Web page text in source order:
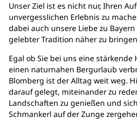
Unser Ziel ist es nicht nur, Ihren
unvergesslichen Erlebnis zu
dabei auch unsere Liebe zu
gelebter Tradition näher zu
Egal ob Sie bei uns eine
einen naturnahen Bergurlaub
Blomberg ist der Alltag weit weg.
darauf gelegt, miteinander zu
Landschaften zu genießen und
Schmankerl auf der Zunge